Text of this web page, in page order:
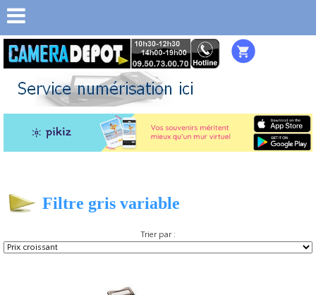
Filtre gris variable
Trier par :